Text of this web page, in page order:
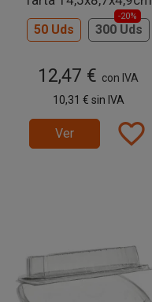
50 Uds 300 Uds
-20%
12,47 € con IVA
10,31 € sin IVA
Ver favorite_border